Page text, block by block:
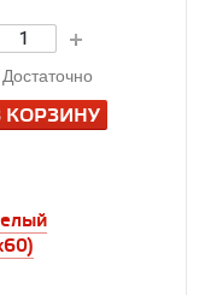
Достаточно
КОРЗИНУ